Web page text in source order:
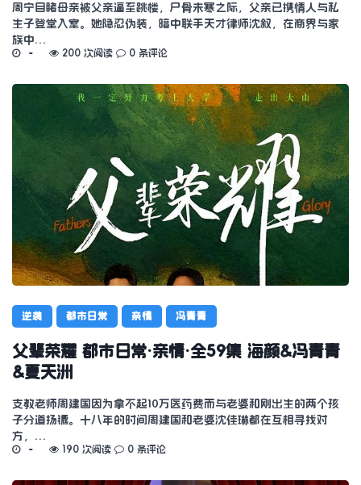
周宁目睹母亲被父亲逼至跳楼，尸骨未寒之际，父亲已携情人与私
生子登堂入室。她隐忍伪装，暗中联手天才律师沈叙，在商界与家
族中…
200 次阅读 0 条评论
逆袭 都市日常 亲情 冯青青
父辈荣耀 都市日常·亲情·全59集 海颜&冯青青
&夏天洲
支教老师周建国因为拿不起10万医药费而与老婆和刚出生的两个孩
子分道扬镳。十八年的时间周建国和老婆沈佳琳都在互相寻找对
方，…
190 次阅读 0 条评论